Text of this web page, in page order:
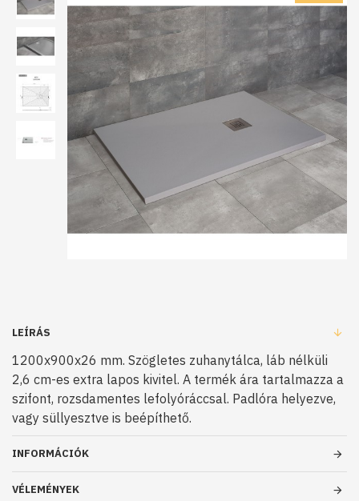
LEÍRÁS
1200x900x26 mm. Szögletes zuhanytálca, láb nélküli
2,6 cm-es extra lapos kivitel. A termék ára tartalmazza a
szifont, rozsdamentes lefolyóráccsal. Padlóra helyezve,
vagy süllyesztve is beépíthető.
INFORMÁCIÓK
VÉLEMÉNYEK